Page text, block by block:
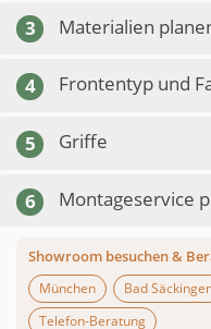
3 Materialien
4 Frontentyp und
5 Griffe
6 Montageservice
Showroom besuchen &
München
Bad
Telefon-Beratung